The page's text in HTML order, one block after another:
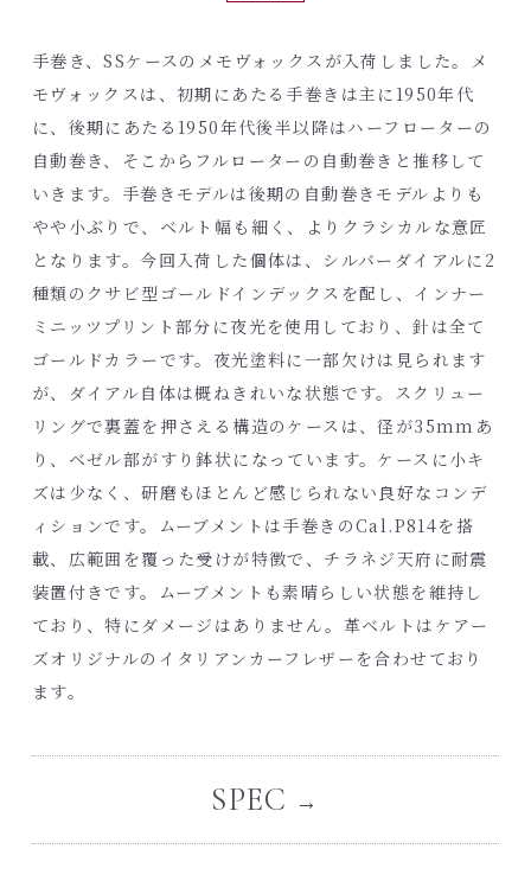
手巻き、SSケースのメモヴォックスが入荷しました。メ
モヴォックスは、初期にあたる手巻きは主に1950年代
に、後期にあたる1950年代後半以降はハーフローターの
自動巻き、そこからフルローターの自動巻きと推移して
いきます。手巻きモデルは後期の自動巻きモデルよりも
やや小ぶりで、ベルト幅も細く、よりクラシカルな意匠
となります。今回入荷した個体は、シルバーダイアルに2
種類のクサビ型ゴールドインデックスを配し、インナー
ミニッツプリント部分に夜光を使用しており、針は全て
ゴールドカラーです。夜光塗料に一部欠けは見られます
が、ダイアル自体は概ねきれいな状態です。スクリュー
リングで裏蓋を押さえる構造のケースは、径が35mmあ
り、ベゼル部がすり鉢状になっています。ケースに小キ
ズは少なく、研磨もほとんど感じられない良好なコンデ
ィションです。ムーブメントは手巻きのCal.P814を搭
載、広範囲を覆った受けが特徴で、チラネジ天府に耐震
装置付きです。ムーブメントも素晴らしい状態を維持し
ており、特にダメージはありません。革ベルトはケアー
ズオリジナルのイタリアンカーフレザーを合わせており
ます。
SPEC